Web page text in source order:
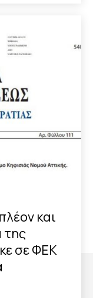
και
της
σε ΦΕΚ